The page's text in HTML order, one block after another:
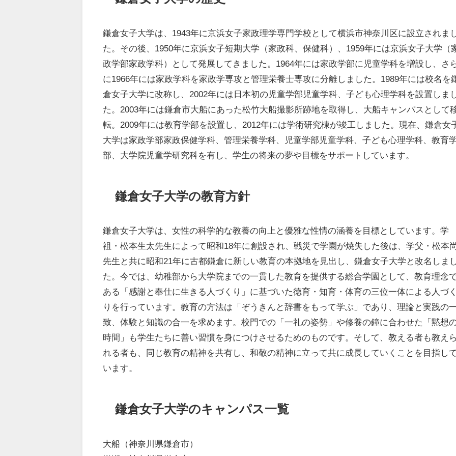
鎌倉女子大学は、1943年に京浜女子家政理学専門学校として横浜市神奈川区に設立されま
た。その後、1950年に京浜女子短期大学（家政科、保健科）、1959年には京浜女子大学（
政学部家政学科）として発展してきました。1964年には家政学部に児童学科を増設し、さ
に1966年には家政学科を家政学専攻と管理栄養士専攻に分離しました。1989年には校名を
倉女子大学に改称し、2002年には日本初の児童学部児童学科、子ども心理学科を設置しま
た。2003年には鎌倉市大船にあった松竹大船撮影所跡地を取得し、大船キャンパスとして
転。2009年には教育学部を設置し、2012年には学術研究棟が竣工しました。現在、鎌倉女
大学は家政学部家政保健学科、管理栄養学科、児童学部児童学科、子ども心理学科、教育
部、大学院児童学研究科を有し、学生の将来の夢や目標をサポートしています。
鎌倉女子大学の教育方針
鎌倉女子大学は、女性の科学的な教養の向上と優雅な性情の涵養を目標としています。学
祖・松本生太先生によって昭和18年に創設され、戦災で学園が焼失した後は、学父・松本
先生と共に昭和21年に古都鎌倉に新しい教育の本拠地を見出し、鎌倉女子大学と改名しま
た。今では、幼稚部から大学院までの一貫した教育を提供する総合学園として、教育理念
ある「感謝と奉仕に生きる人づくり」に基づいた徳育・知育・体育の三位一体による人づ
りを行っています。教育の方法は「ぞうきんと辞書をもって学ぶ」であり、理論と実践の
致、体験と知識の合一を求めます。校門での「一礼の姿勢」や修養の鐘に合わせた「黙想
時間」も学生たちに善い習慣を身につけさせるためのものです。そして、教える者も教え
れる者も、同じ教育の精神を共有し、和敬の精神に立って共に成長していくことを目指し
います。
鎌倉女子大学のキャンパス一覧
大船（神奈川県鎌倉市）